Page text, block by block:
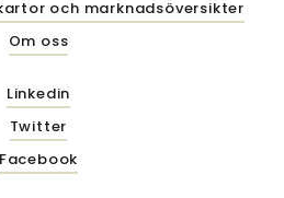
och marknadsöversikter
Om oss
Linkedin
Twitter
Facebook